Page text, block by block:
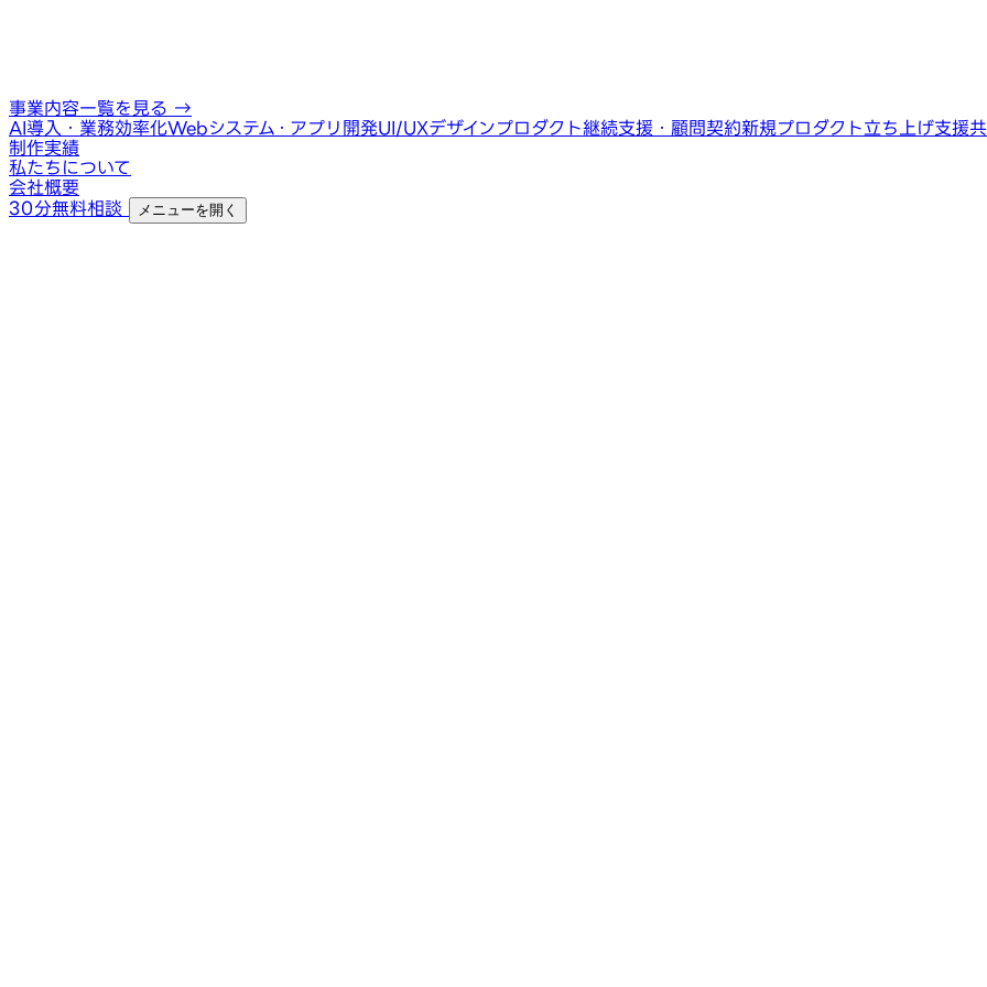
事業内容一覧を見る →
AI導入・業務効率化Webシステム・アプリ開発UI/UXデザインプロダクト継続支援・顧問契約新規プロダクト立ち上げ支援
制作実績
私たちについて
会社概要
30分無料相談
メニューを開く